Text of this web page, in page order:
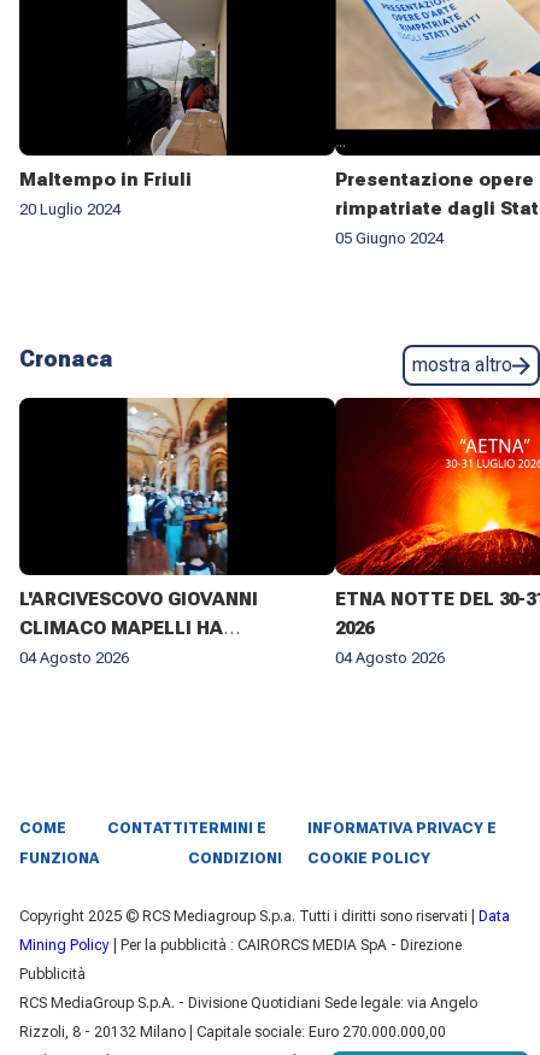
Maltempo in Friuli
20 Luglio 2024
Presentazione
rimpatriate dagli
05 Giugno 2024
Cronaca mostra altro
L'ARCIVESCOVO GIOVANNI
CLIMACO MAPELLI HA
PRESENZIATO AL FUNERALE DI
04 Agosto 2026
ETNA NOTTE DEL 30-
2026
04 Agosto 2026
COME
FUNZIONA
CONTATTI TERMINI E
CONDIZIONI
INFORMATIVA PRIVACY E
COOKIE POLICY
Copyright 2025 © RCS Mediagroup S.p.a. Tutti i diritti sono riservati |
Data
Mining Policy | Per la pubblicità : CAIRORCS MEDIA SpA - Direzione
Pubblicità
RCS MediaGroup S.p.A. - Divisione Quotidiani Sede legale: via Angelo
Rizzoli, 8 - 20132 Milano | Capitale sociale: Euro 270.000.000,00